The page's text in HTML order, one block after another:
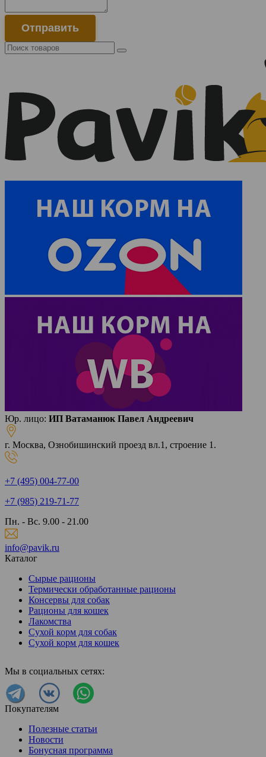
Отправить
Юр. лицо: ИП Ватаманюк Павел Андреевич
г. Москва, Ознобишинский проезд вл.1, строение 1.
+7 (495) 004-77-00
+7 (985) 219-71-77
Пн. - Вс. 9.00 - 21.00
info@pavik.ru
Каталог
Сырые рационы
Термически обработанные рационы
Консервы для собак
Рационы для кошек
Лакомства
Сухой корм для собак
Сухой корм для кошек
Мы в социальных сетях:
Покупателям
Полезные статьи
Новости
Бонусная программа